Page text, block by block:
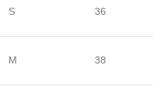
S 36
M 38